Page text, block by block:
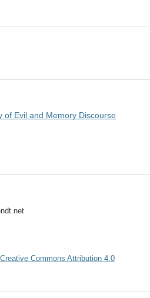
of Evil and Memory Discourse
Creative Commons Attribution 4.0